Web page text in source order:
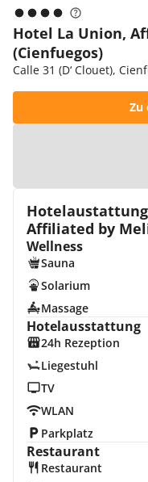
Hotel La Union,
(Cienfuegos)
Calle 31 (D‘ Clouet),
Zu
Affiliated by
Wellness
Sauna
Solarium
Massage
Hotelausstattung
24h Rezeption
Liegestuhl
TV
WLAN
Parkplatz
Restaurant
Restaurant